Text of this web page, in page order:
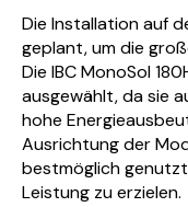
Die Installation auf
geplant, um die
Die IBC MonoSol
ausgewählt, da sie
hohe
Ausrichtung der
bestmöglich genutzt
Leistung zu erzielen.